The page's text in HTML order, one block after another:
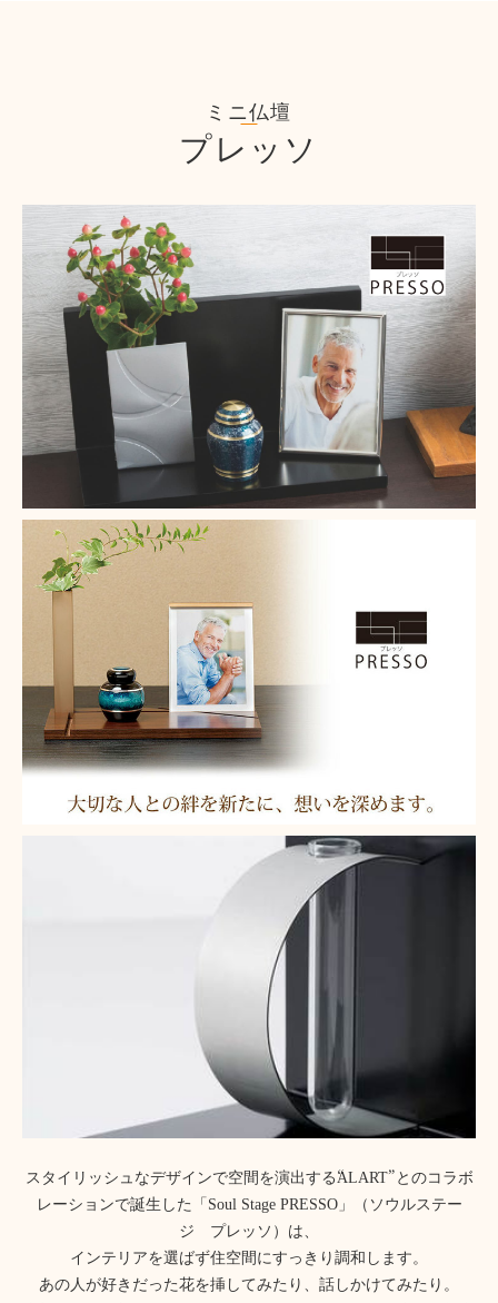
ミニ仏壇
プレッソ
スタイリッシュなデザインで空間を演出する“ALART”とのコラボ
レーションで誕生した「Soul Stage PRESSO」（ソウルステー
ジ プレッソ）は、
インテリアを選ばず住空間にすっきり調和します。
あの人が好きだった花を挿してみたり、話しかけてみたり。